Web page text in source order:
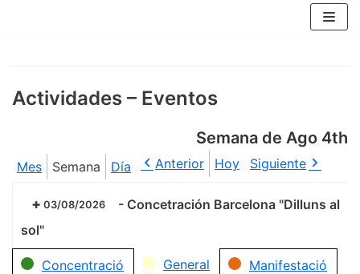
Actividades – Eventos
Semana de Ago 4th
Mes Semana Día Anterior Hoy Siguiente
03/08/2026 - Concetración Barcelona "Dilluns al
sol"
Categorías
Concentració General Manifestació